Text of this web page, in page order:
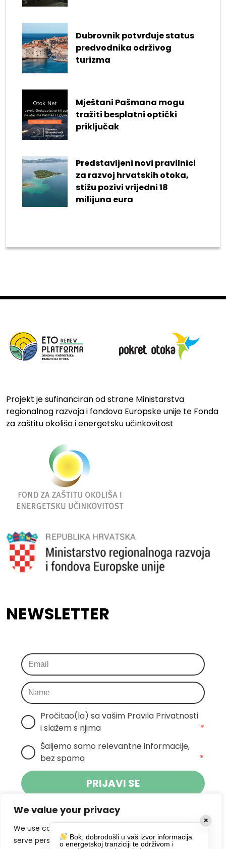
We value your privacy
We use cookies to enhance your browsing experience,
serve personalized ads or content, and analyze our
Dubrovnik potvrđuje status
predvodnika održivog
turizma
Mještani Pašmana mogu
tražiti besplatni optički
priključak
Predstavljeni novi pravilnici
za razvoj hrvatskih otoka,
stižu pozivi vrijedni 18
milijuna eura
Projekt je sufinanciran od strane Ministarstva
regionalnog razvoja i fondova Europske unije te Fonda
za zaštitu okoliša i energetsku učinkovitost
NEWSLETTER
Pročitao(la) sa vašim Pravila Privatnosti
i slažem s njima
*
Šaljemo samo relevantne informacije,
bez spama
*
PRIJAVI SE
Klikom na gumb dajete suglasnost za
primanje novosti Pokreta Otoka te se
slažete spolitikom privatnosti.
✕
Bok, dobrodošli u vaš izvor informacija
o energetskoj tranziciji te održivom i